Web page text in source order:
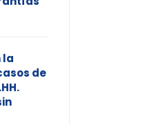
la
de